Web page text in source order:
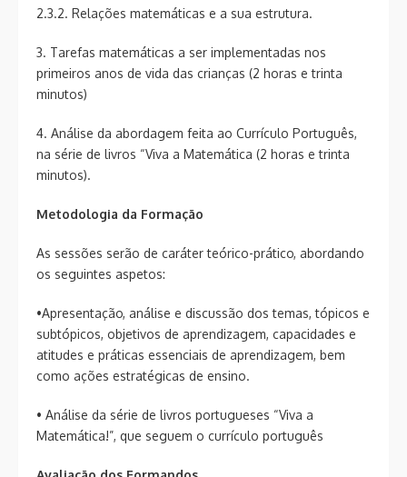
2.3.2. Relações matemáticas e a sua estrutura.
3. Tarefas matemáticas a ser implementadas nos
primeiros anos de vida das crianças (2 horas e trinta
minutos)
4. Análise da abordagem feita ao Currículo Português,
na série de livros “Viva a Matemática (2 horas e trinta
minutos).
Metodologia da Formação
As sessões serão de caráter teórico-prático, abordando
os seguintes aspetos:
•Apresentação, análise e discussão dos temas, tópicos e
subtópicos, objetivos de aprendizagem, capacidades e
atitudes e práticas essenciais de aprendizagem, bem
como ações estratégicas de ensino.
• Análise da série de livros portugueses “Viva a
Matemática!”, que seguem o currículo português